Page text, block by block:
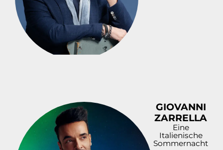
GIOVANNI
ZARRELLA
Eine
Italienische
Sommernacht